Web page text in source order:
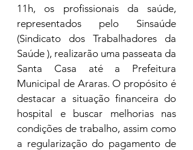
11h, os profissionais da saúde,
representados pelo Sinsaúde
(Sindicato dos Trabalhadores da
Saúde ), realizarão uma passeata da
Santa Casa até a Prefeitura
Municipal de Araras. O propósito é
destacar a situação financeira do
hospital e buscar melhorias nas
condições de trabalho, assim como
a regularização do pagamento de